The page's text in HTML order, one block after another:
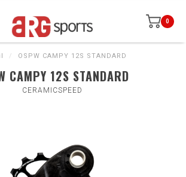
0
/ OSPW CAMPY 12S STANDARD
CAMPY 12S STANDARD
CERAMICSPEED